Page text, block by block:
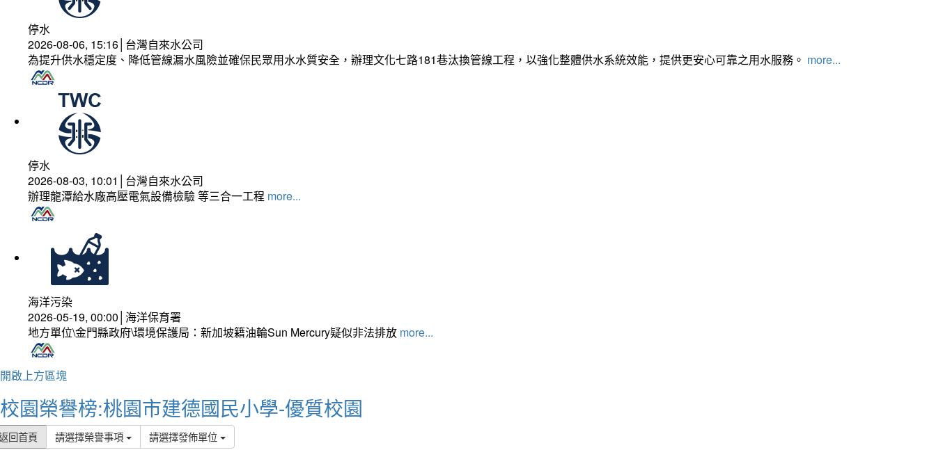
停水
2026-08-06, 15:16│台灣自來水公司
為提升供水穩定度、降低管線漏水風險並確保民眾用水水質安全，辦理文化七路181巷汰換管線工程，以強化整體供水系統效能，提供更安心可靠之用水服務。 more...
停水
2026-08-03, 10:01│台灣自來水公司
辦理龍潭給水廠高壓電氣設備檢驗 等三合一工程 more...
海洋污染
2026-05-19, 00:00│海洋保育署
地方單位\金門縣政府\環境保護局：新加坡籍油輪Sun Mercury疑似非法排放 more...
開啟上方區塊
校園榮譽榜:桃園市建德國民小學-優質校園
回首頁 請選擇榮譽事項 請選擇發佈單位